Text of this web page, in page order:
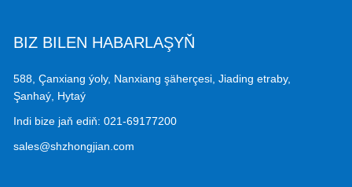
BIZ BILEN HABARLAŞYŇ
588, Çanxiang ýoly, Nanxiang şäherçesi, Jiading etraby,
Şanhaý, Hytaý
Indi bize jaň ediň: 021-69177200
sales@shzhongjian.com